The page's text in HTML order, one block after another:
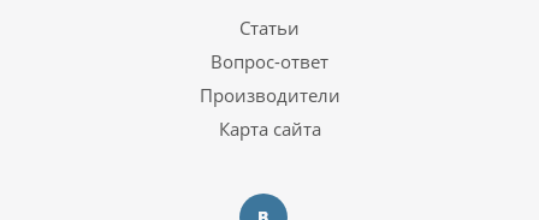
Статьи
Вопрос-ответ
Производители
Карта сайта